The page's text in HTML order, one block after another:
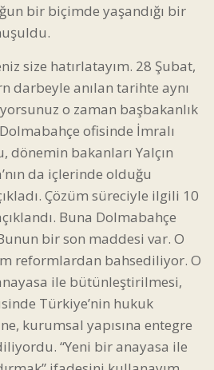
bir biçimde yaşandığı bir
size hatırlatayım. 28 Şubat,
darbeyle anılan tarihte aynı
o zaman başbakanlık
ofisinde İmralı
dönemin bakanları Yalçın
da içlerinde olduğu
Çözüm süreciyle ilgili 10
Buna Dolmabahçe
bir son maddesi var. O
reformlardan bahsediliyor. O
ile bütünleştirilmesi,
Türkiye’nin hukuk
kurumsal yapısına entegre
“Yeni bir anayasa ile